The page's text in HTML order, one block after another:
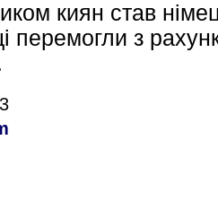
киян став
перемогли з